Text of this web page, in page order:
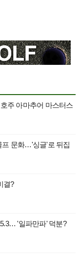
주 아마추어 마스터스
프 문화…'싱글'로 뒤집
결?
'일파만파' 덕분?